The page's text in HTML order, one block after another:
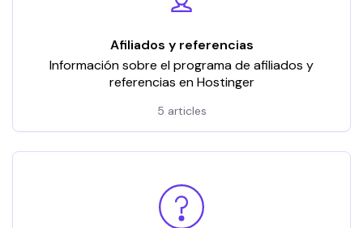
Afiliados y referencias
Información sobre el programa de afiliados y
referencias en Hostinger
5 articles